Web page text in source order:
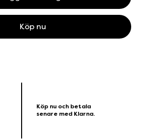
Köp nu
Köp nu och betala
senare med Klarna.